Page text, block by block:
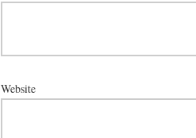
Website